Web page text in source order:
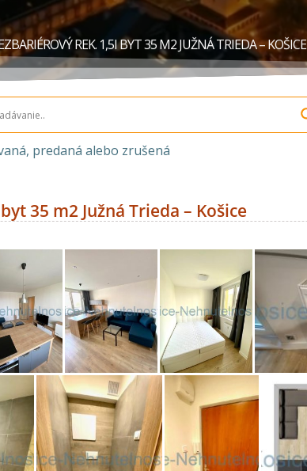
REK. 1,5I BYT 35 M2 JUŽNÁ TRIEDA – KOŠICE
predaná alebo zrušená
35 m2 Južná Trieda – Košice